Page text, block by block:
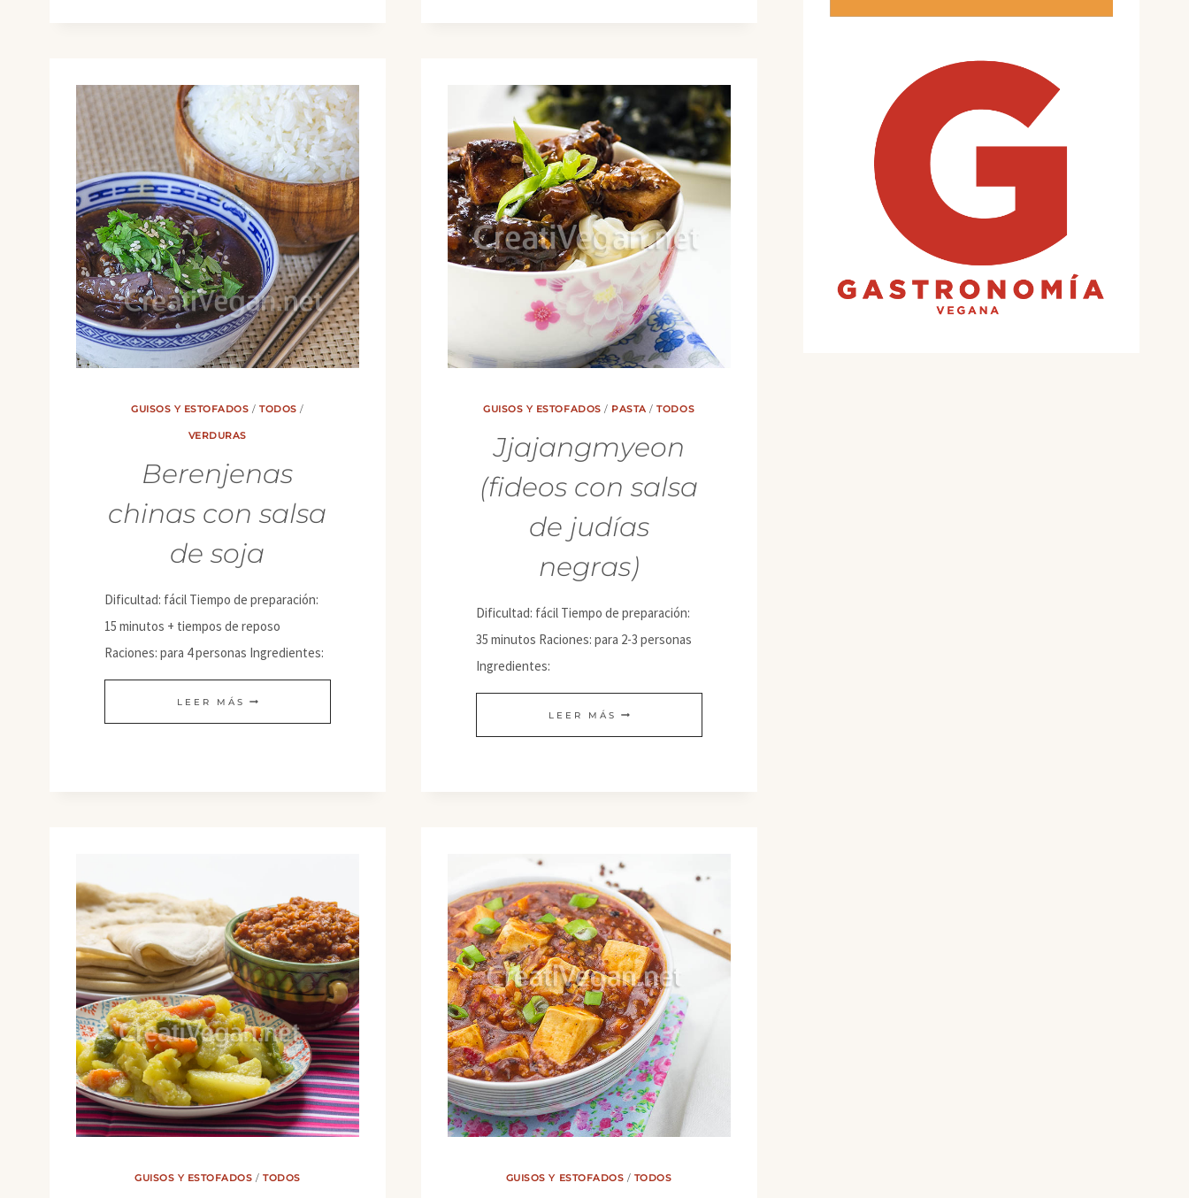
SWAHILI)
GUISOS Y ESTOFADOS /TODOS /
VERDURAS
Berenjenas
chinas con salsa
de soja
Dificultad: fácil Tiempo de preparación:
15 minutos + tiempos de reposo
Raciones: para 4 personas Ingredientes:
LEER MÁS BERENJENAS
CHINAS
GUISOS Y ESTOFADOS / PASTA /TODOS
Jjajangmyeon
(fideos con salsa
de judías
negras)
Dificultad: fácil Tiempo de preparación:
35 minutos Raciones: para 2-3 personas
Ingredientes:
LEER MÁS JJAJANGMYEON
(FIDEOS
NEGRAS)
GUISOS Y ESTOFADOS /TODOS GUISOS Y ESTOFADOS / TODOS